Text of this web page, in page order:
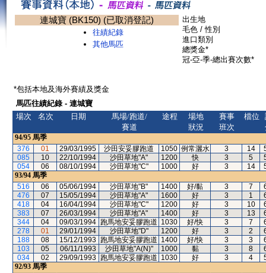
連城寶 (BK150) (已取消登記)
往績紀錄
其他馬匹
出生地
毛色 / 性別
進口類別
總獎金*
冠-亞-季-總出賽次數*
*包括本地及海外賽績及獎金
馬匹往績紀錄 - 連城寶
場次
名次 日期
馬場/跑道/
賽道
途程
場地
狀況
賽事
班次
檔位
94/95 馬季
376
01 29/03/1995 沙田安妥膠跑道 1050 例常灑水 3 14
085
10 22/10/1994 沙田草地"A" 1200 快 3 5
054
06 08/10/1994 沙田草地"C" 1000 好 3 14
93/94 馬季
516
06 05/06/1994 沙田草地"B" 1400 好/黏 3 7
476
07 15/05/1994 沙田草地"A" 1600 好 3 1
418
04 16/04/1994 沙田草地"C" 1200 好 3 10
383
07 26/03/1994 沙田草地"A" 1400 好 3 13
344
04 09/03/1994 跑馬地安妥膠跑道 1030 好/快 3 7
278
01 29/01/1994 沙田草地"D" 1200 好 3 2
188
08 15/12/1993 跑馬地安妥膠跑道 1400 好/快 3 3
103
05 06/11/1993 沙田草地"A(N)" 1000 黏 3 8
034
02 29/09/1993 跑馬地安妥膠跑道 1030 好 3 4
92/93 馬季